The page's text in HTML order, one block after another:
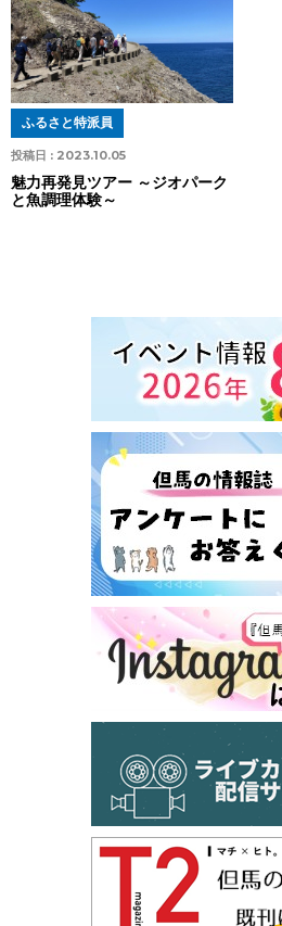
投稿日 : 2023.10.05
ふるさと特派員
魅力再発見ツアー ～ジオパーク
と魚調理体験～